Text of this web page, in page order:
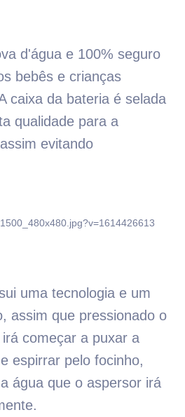
d'água e 100% seguro
bebês e crianças
caixa da bateria é selada
qualidade para a
evitando
uma tecnologia e um
assim que pressionado o
começar a puxar a
espirrar pelo focinho,
água que o aspersor irá